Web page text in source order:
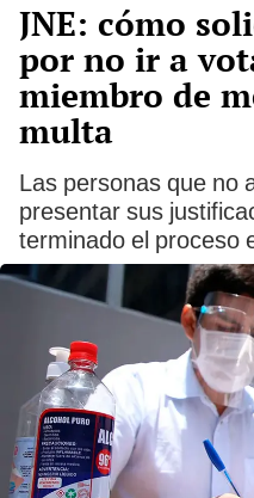
JNE: cómo
por no ir a
miembro de
multa
Las personas que no
presentar sus
terminado el proceso